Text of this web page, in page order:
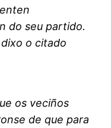
do seu partido.
o citado
os veciños
de que para